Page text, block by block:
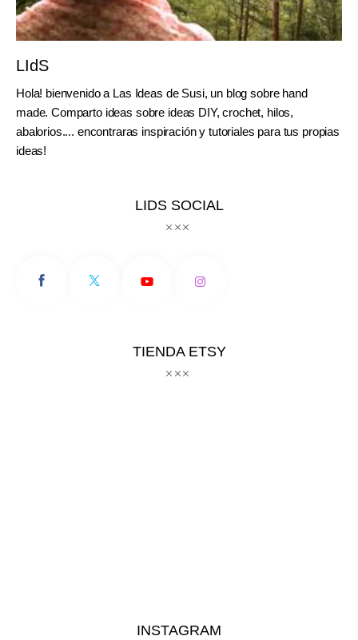
LIdS
Hola! bienvenido a Las Ideas de Susi, un blog sobre hand
made. Comparto ideas sobre ideas DIY, crochet, hilos,
abalorios.... encontraras inspiración y tutoriales para tus propias
ideas!
LIDS SOCIAL
TIENDA ETSY
INSTAGRAM